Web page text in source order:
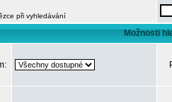
při vyhledávání
Možnosti